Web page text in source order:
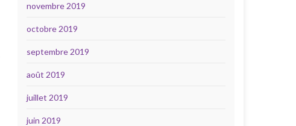
novembre 2019
octobre 2019
septembre 2019
août 2019
juillet 2019
juin 2019